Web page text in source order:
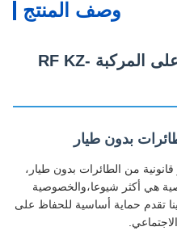
وصف المنتج
معدات الدفاع FPV مثبتة على المركبة RF KZ-
بدون طيار
من الطائرات بدون طيار،
هي أكثر شيوعا،والخصوصية
تقدم حماية أساسية للحفاظ على